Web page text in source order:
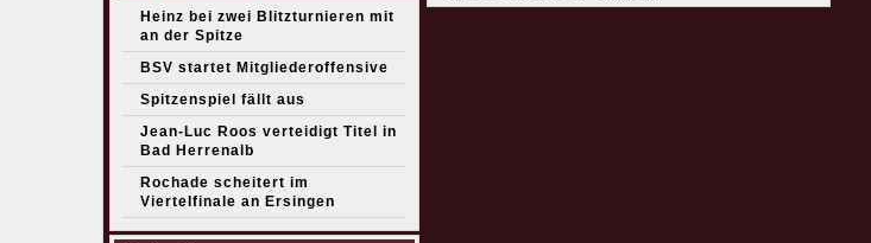
Heinz bei zwei Blitzturnieren mit
an der Spitze
BSV startet Mitgliederoffensive
Spitzenspiel fällt aus
Jean-Luc Roos verteidigt Titel in
Bad Herrenalb
Rochade scheitert im
Viertelfinale an Ersingen